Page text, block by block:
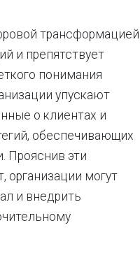
трансформацией
и препятствует
понимания
упускают
о клиентах и
обеспечивающих
Прояснив эти
организации могут
и внедрить